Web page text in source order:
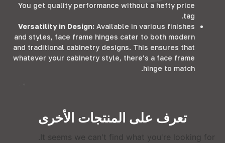
You get quality performance without a hefty price
tag
.
Versatility in Design: Available in various finishes
and styles, face frame hinges cater to both modern
and traditional cabinetry designs. This ensures that
whatever your cabinetry style, there’s a face frame
hinge to match
.
تعرف على المنتجات الأخرى
It seems we can't find what you're looking for
.